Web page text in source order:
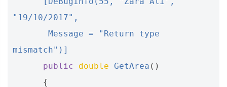
"19/10/2017",
mismatch")]
public
double GetArea ()
{